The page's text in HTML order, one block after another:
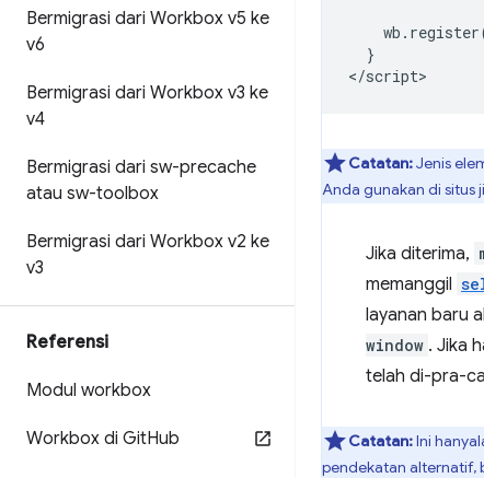
Bermigrasi dari Workbox v5 ke
v6
Bermigrasi dari Workbox v3 ke
v4
Bermigrasi dari sw-precache
atau sw-toolbox
Bermigrasi dari Workbox v2 ke
v3
Referensi
Modul workbox
Workbox di GitHub
  }
Catatan:Jenis
Anda gunakan di situs
Jika diterima,
memanggil
layanan baru
window . Jika
telah di-pra-
Catatan:Ini
pendekatan alternatif,